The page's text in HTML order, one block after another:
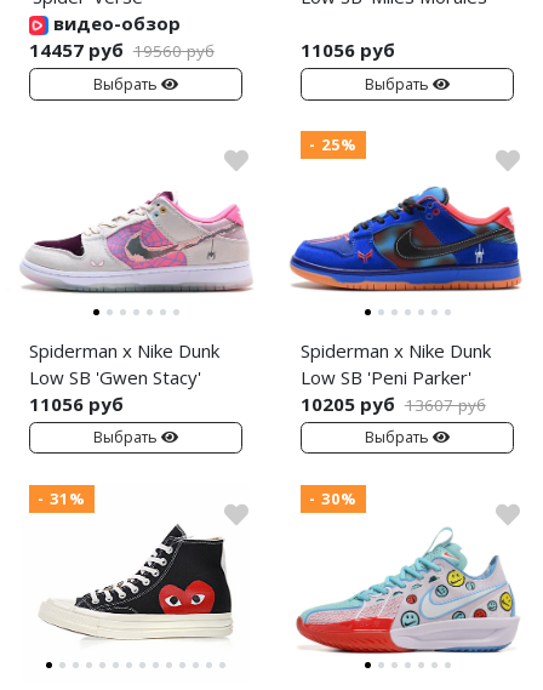
видео-обзор
14457 руб 19560 руб
Выбрать
11056 руб
Выбрать
Spiderman x Nike Dunk
Low SB 'Gwen Stacy'
11056 руб
Выбрать
- 25%
Spiderman x Nike Dunk
Low SB 'Peni Parker'
10205 руб 13607 руб
Выбрать
- 31% - 30%